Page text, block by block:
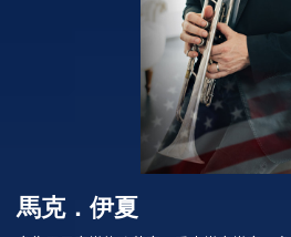
馬克．伊夏